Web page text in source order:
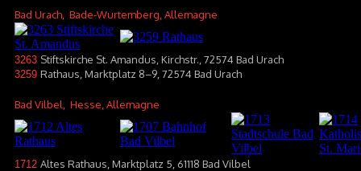
Bad Urach , Bade-Wurtemberg, Allemagne
3263 Stiftskirche St. Amandus, Kirchstr., 72574 Bad Urach
3259 Rathaus, Marktplatz 8–9, 72574 Bad Urach
Bad Vilbel , Hesse, Allemagne
1712 Altes Rathaus, Marktplatz 5, 61118 Bad Vilbel